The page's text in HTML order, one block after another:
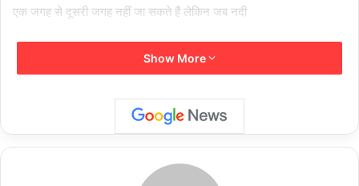
एक जगह से दूसरी जगह नहीं जा सकते हैं लेकिन जब नदी
सूख जाएगी तब आराम से नदी को पार कर पाएंगे।
ऐसे ही अगर भवसागर सूख जाए तो इस संसार से प्रभु के पास जाने में कोई दिक्कत
पानी के ऊपर चल कर के नदी को पार कर दिया। यह नाम कलयुग में विशेष रूप से
महत्वपूर्ण है। इस नाम से लोक और परलोक दोनों बनते हैं।
वक्त गुरु को खोज तेरे भले की कहूं
Show More